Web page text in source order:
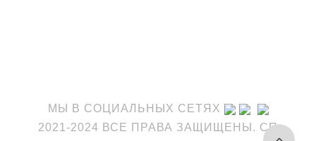
МЫ В СОЦИАЛЬНЫХ СЕТЯХ
2021-2024 ВСЕ ПРАВА ЗАЩИЩЕНЫ. СП